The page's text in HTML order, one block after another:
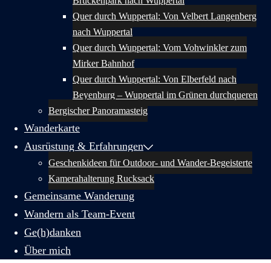
Quer durch Wuppertal: Von Velbert Langenberg
nach Wuppertal
Quer durch Wuppertal: Vom Vohwinkler zum
Mirker Bahnhof
Quer durch Wuppertal: Von Elberfeld nach
Beyenburg – Wuppertal im Grünen durchqueren
Bergischer Panoramasteig
Wanderkarte
Ausrüstung & Erfahrungen
Geschenkideen für Outdoor- und Wander-Begeisterte
Kamerahalterung Rucksack
Gemeinsame Wanderung
Wandern als Team-Event
Ge(h)danken
Über mich